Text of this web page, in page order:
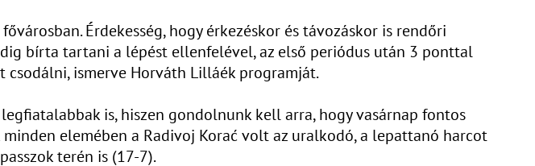
Érdekesség, hogy érkezéskor és távozáskor is rendőri
bírta tartani a lépést ellenfelével, az első periódus után 3 ponttal
csodálni, ismerve Horváth Lilláék programját.
is, hiszen gondolnunk kell arra, hogy vasárnap fontos
elemében a Radivoj Korać volt az uralkodó, a lepattanó harcot
terén is (17-7).